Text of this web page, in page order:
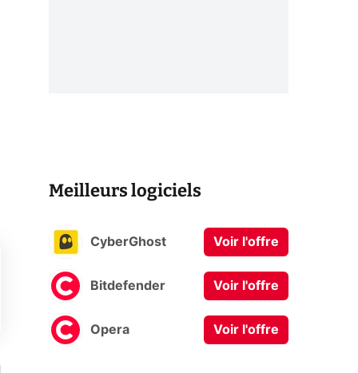
Meilleurs logiciels
CyberGhost Voir l'offre
Bitdefender Voir l'offre
Opera Voir l'offre